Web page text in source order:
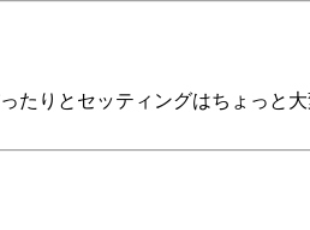
りとセッティングはちょっと